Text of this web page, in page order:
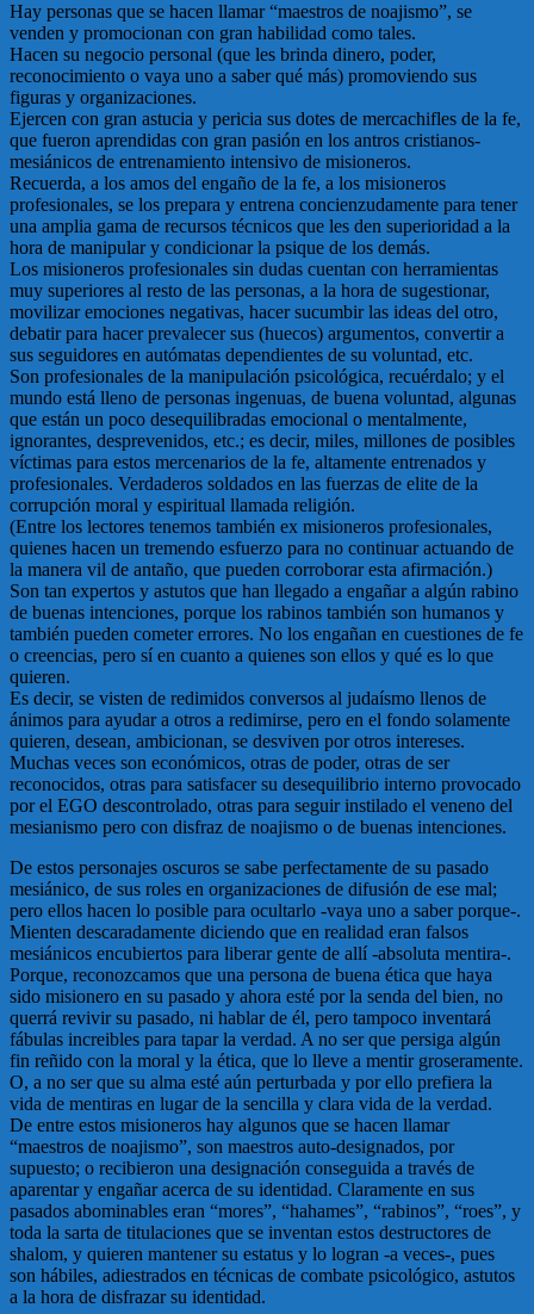
Hay personas que se hacen llamar “maestros de noajismo”, se
venden y promocionan con gran habilidad como tales.
Hacen su negocio personal (que les brinda dinero, poder,
reconocimiento o vaya uno a saber qué más) promoviendo sus
figuras y organizaciones.
Ejercen con gran astucia y pericia sus dotes de mercachifles de la fe,
que fueron aprendidas con gran pasión en los antros cristianos-
mesiánicos de entrenamiento intensivo de misioneros.
Recuerda, a los amos del engaño de la fe, a los misioneros
profesionales, se los prepara y entrena concienzudamente para tener
una amplia gama de recursos técnicos que les den superioridad a la
hora de manipular y condicionar la psique de los demás.
Los misioneros profesionales sin dudas cuentan con herramientas
muy superiores al resto de las personas, a la hora de sugestionar,
movilizar emociones negativas, hacer sucumbir las ideas del otro,
debatir para hacer prevalecer sus (huecos) argumentos, convertir a
sus seguidores en autómatas dependientes de su voluntad, etc.
Son profesionales de la manipulación psicológica, recuérdalo; y el
mundo está lleno de personas ingenuas, de buena voluntad, algunas
que están un poco desequilibradas emocional o mentalmente,
ignorantes, desprevenidos, etc.; es decir, miles, millones de posibles
víctimas para estos mercenarios de la fe, altamente entrenados y
profesionales. Verdaderos soldados en las fuerzas de elite de la
corrupción moral y espiritual llamada religión.
(Entre los lectores tenemos también ex misioneros profesionales,
quienes hacen un tremendo esfuerzo para no continuar actuando de
la manera vil de antaño, que pueden corroborar esta afirmación.)
Son tan expertos y astutos que han llegado a engañar a algún rabino
de buenas intenciones, porque los rabinos también son humanos y
también pueden cometer errores. No los engañan en cuestiones de fe
o creencias, pero sí en cuanto a quienes son ellos y qué es lo que
quieren.
Es decir, se visten de redimidos conversos al judaísmo llenos de
ánimos para ayudar a otros a redimirse, pero en el fondo solamente
quieren, desean, ambicionan, se desviven por otros intereses.
Muchas veces son económicos, otras de poder, otras de ser
reconocidos, otras para satisfacer su desequilibrio interno provocado
por el EGO descontrolado, otras para seguir instilado el veneno del
mesianismo pero con disfraz de noajismo o de buenas intenciones.
De estos personajes oscuros se sabe perfectamente de su pasado
mesiánico, de sus roles en organizaciones de difusión de ese mal;
pero ellos hacen lo posible para ocultarlo -vaya uno a saber porque-.
Mienten descaradamente diciendo que en realidad eran falsos
mesiánicos encubiertos para liberar gente de allí -absoluta mentira-.
Porque, reconozcamos que una persona de buena ética que haya
sido misionero en su pasado y ahora esté por la senda del bien, no
querrá revivir su pasado, ni hablar de él, pero tampoco inventará
fábulas increibles para tapar la verdad. A no ser que persiga algún
fin reñido con la moral y la ética, que lo lleve a mentir groseramente.
O, a no ser que su alma esté aún perturbada y por ello prefiera la
vida de mentiras en lugar de la sencilla y clara vida de la verdad.
De entre estos misioneros hay algunos que se hacen llamar
“maestros de noajismo”, son maestros auto-designados, por
supuesto; o recibieron una designación conseguida a través de
aparentar y engañar acerca de su identidad. Claramente en sus
pasados abominables eran “mores”, “hahames”, “rabinos”, “roes”, y
toda la sarta de titulaciones que se inventan estos destructores de
shalom, y quieren mantener su estatus y lo logran -a veces-, pues
son hábiles, adiestrados en técnicas de combate psicológico, astutos
a la hora de disfrazar su identidad.